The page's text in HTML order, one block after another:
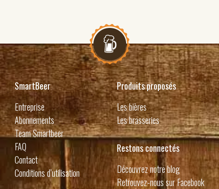
SmartBeer
Entreprise
Abonnements
Team Smartbeer
FAQ
Contact
Conditions d’utilisation
Produits proposés
Les bières
Les brasseries
Restons connectés
Découvrez notre blog
Retrouvez-nous sur Facebook